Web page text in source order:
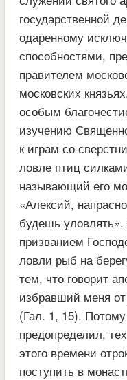
государственной
одаренному
способностями,
правителем
московских
особым
изучению
к играм со
ловле птиц
называющий его
«Алексий,
будешь уловлять».
призванием
ловли рыб на
тем, что говорит
избравший меня
(Гал. 1, 15). Потому
предопределил,
этого времени
поступить в